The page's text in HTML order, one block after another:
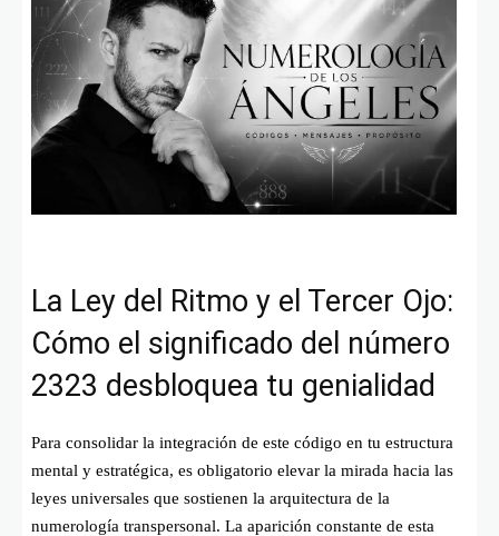
La Ley del Ritmo y el Tercer Ojo:
Cómo el significado del número
2323 desbloquea tu genialidad
Para consolidar la integración de este código en tu estructura
mental y estratégica, es obligatorio elevar la mirada hacia las
leyes universales que sostienen la arquitectura de la
numerología transpersonal. La aparición constante de esta